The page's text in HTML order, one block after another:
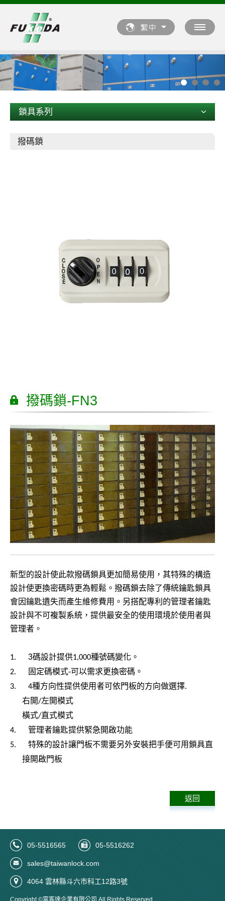
鎖具系列
撥碼鎖
撥碼鎖-FN3
新型的設計使此款撥碼鎖具更加簡易使用，其特殊的構造
設計使更換密碼時更為輕鬆。撥碼鎖去除了傳統鑰匙鎖具
會因鑰匙遺失而產生維修費用。另搭配專利的管理者鑰匙
設計與不可複製系統，提供最安全的使用環境於使用者與
管理者。
1. 3碼設計提供1,000種號碼變化。
2. 固定碼模式-可以需求更換密碼。
3. 4種方向性提供使用者可依門板的方向做選擇.
右開/左開模式
橫式/直式模式
4. 管理者鑰匙提供緊急開啟功能
5.
特殊的設計讓門板不需要另外安裝把手便可用鎖具直
接開啟門板
返回
05-5516565 05-5516262
sales@taiwanlock.com
4064 雲林縣斗六市科工12路3號
Copyright ©富客達企業有限公司 All Rights Reserved.